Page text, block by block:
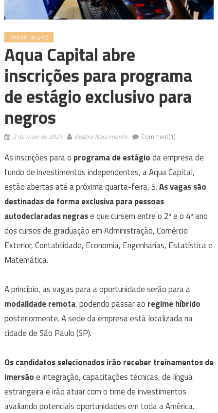
RADAR NEGRO
Aqua Capital abre
inscrições para programa
de estágio exclusivo para
negros
2 de maio de 2021 Beatriz Nascimento Comment(1)
As inscrições para o programa de estágioda empresa de
fundo de investimentos independentes, a Aqua Capital,
estão abertas até a próxima quarta-feira, 5.As vagas são
destinadas de forma exclusiva para pessoas
autodeclaradas negrase que cursem entre o 2º e o 4º ano
dos cursos de graduação em Administração, Comércio
Exterior, Contabilidade, Economia, Engenharias, Estatística e
Matemática.
A princípio, as vagas para a oportunidade serão para a
modalidade remota, podendo passar ao regime híbrido
posteriormente. A sede da empresa está localizada na
cidade de São Paulo (SP).
Os candidatos selecionados irão receber treinamentos de
imersãoe integração, capacitações técnicas, de língua
estrangeira e irão atuar com o time de investimentos
avaliando potenciais oportunidades em toda a América.